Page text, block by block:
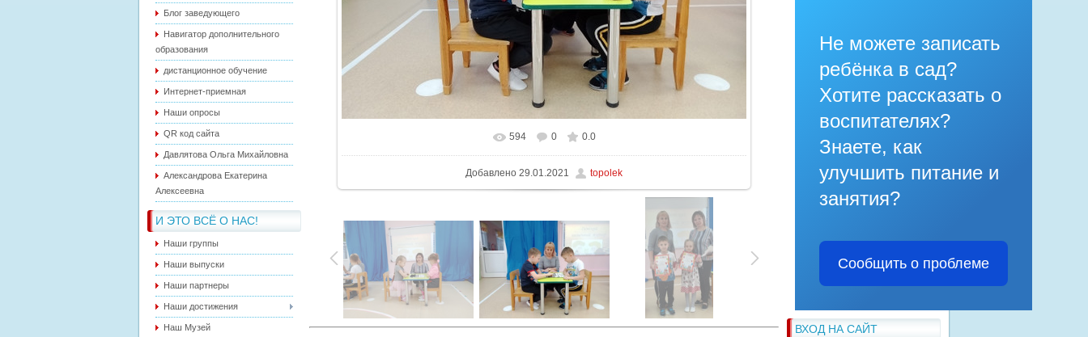
Блог заведующего
Навигатор дополнительного
образования
дистанционное обучение
Интернет-приемная
Наши опросы
QR код сайта
Давлятова Ольга Михайловна
Александрова Екатерина
Алексеевна
И ЭТО ВСЁ О НАС!
Наши группы
Наши выпуски
Наши партнеры
Наши достижения
Наш Музей
Не можете записать
ребёнка в сад?
Хотите рассказать о
воспитателях?
Знаете, как
улучшить питание и
занятия?
Сообщить о проблеме
ВХОД НА САЙТ
В реальном размере 520x390
594 0 0.0
Добавлено 29.01.2021 topolek